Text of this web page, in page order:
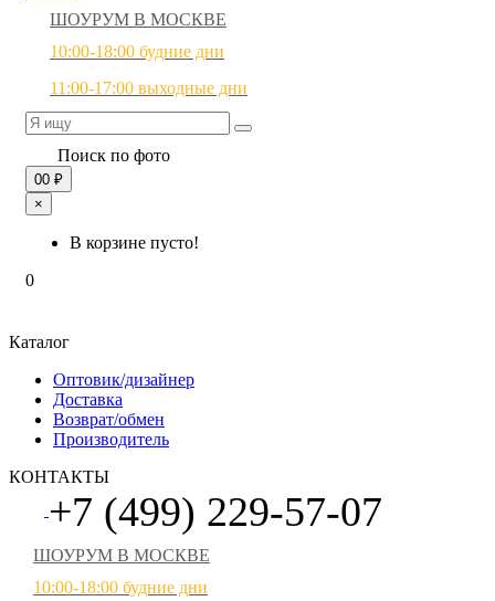
ШОУРУМ В МОСКВЕ
10:00-18:00 будние дни
11:00-17:00 выходные дни
Поиск по фото
00 ₽
×
В корзине пусто!
0
Каталог
Оптовик/дизайнер
Доставка
Возврат/обмен
Производитель
КОНТАКТЫ
+7 (499) 229-57-07
ШОУРУМ В МОСКВЕ
10:00-18:00 будние дни